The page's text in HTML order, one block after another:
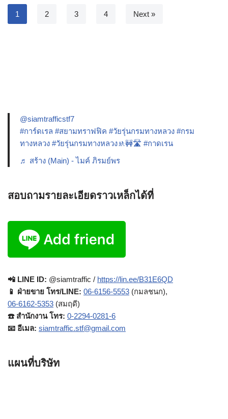
1 2 3 4 Next »
@siamtrafficstf7
#การ์ดเรล #สยามทราฟฟิค #วัยรุ่นกรมทางหลวง #กรม
ทางหลวง #วัยรุ่นกรมทางหลวง🚸🚧🛣️ #กาดเรน
♬ สร้าง (Main) - ไมค์ ภิรมย์พร
สอบถามรายละเอียดราวเหล็กได้ที่
📲 LINE ID: @siamtraffic / https://lin.ee/B31E6QD
📱 ฝ่ายขาย โทร/LINE: 06-6156-5553 (กมลชนก),
06-6162-5353 (สมฤดี)
☎️ สำนักงาน โทร: 0-2294-0281-6
📧 อีเมล: siamtraffic.stf@gmail.com
แผนที่บริษัท